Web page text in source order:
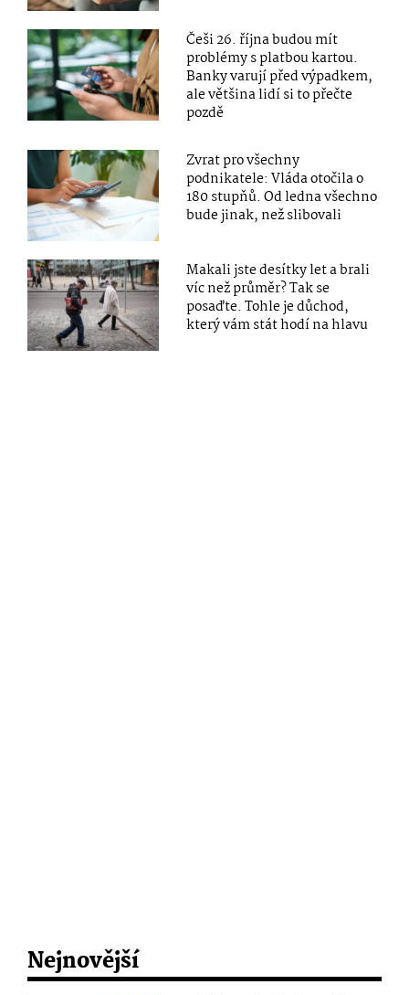
Češi 26. října budou mít
problémy s platbou kartou.
Banky varují před výpadkem,
ale většina lidí si to přečte
pozdě
Zvrat pro všechny
podnikatele: Vláda otočila o
180 stupňů. Od ledna všechno
bude jinak, než slibovali
Makali jste desítky let a brali
víc než průměr? Tak se
posaďte. Tohle je důchod,
který vám stát hodí na hlavu
Nejnovější